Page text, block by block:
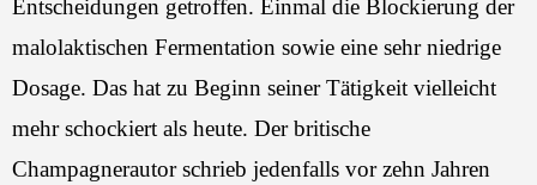
Entscheidungen getroffen. Einmal die Blockierung der
malolaktischen Fermentation sowie eine sehr niedrige
Dosage. Das hat zu Beginn seiner Tätigkeit vielleicht
mehr schockiert als heute. Der britische
Champagnerautor schrieb jedenfalls vor zehn Jahren